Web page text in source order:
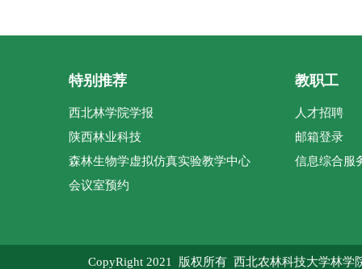
特别推荐
西北林学院学报
陕西林业科技
森林生物学虚拟仿真实验教学中心
会议室预约
教职工
人才招聘
邮箱登录
信息综合服
CopyRight 2021 版权所有 西北农林科技大学林